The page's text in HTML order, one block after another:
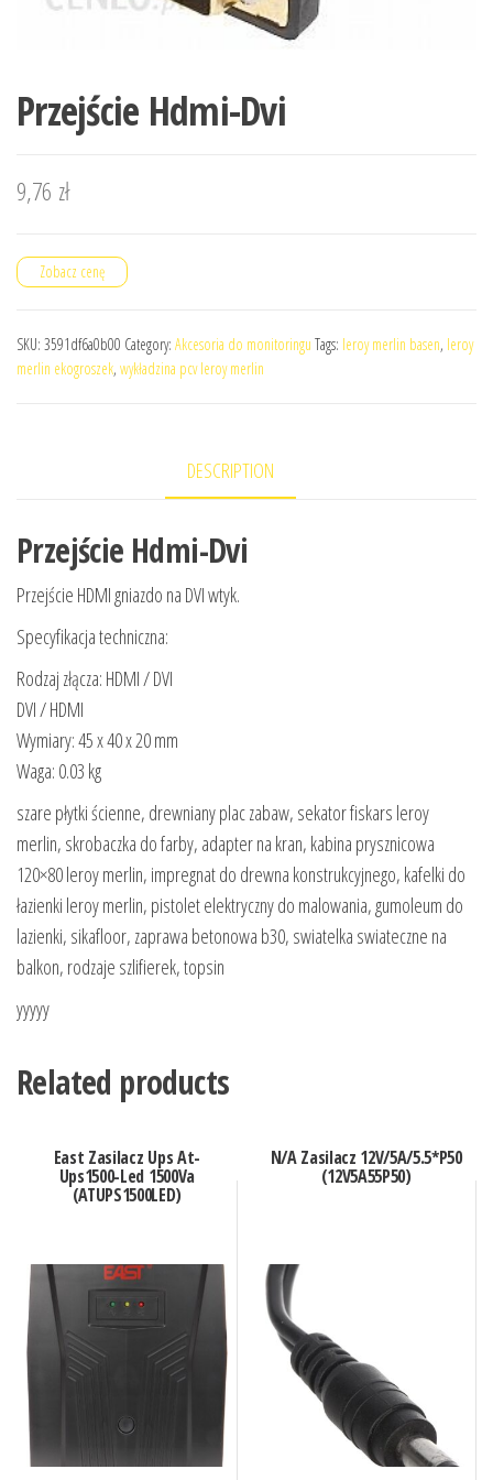
Przejście Hdmi-Dvi
9,76 zł
Zobacz cenę
SKU: 3591df6a0b00 Category: Akcesoria do monitoringu Tags: leroy merlin basen, leroy
merlin ekogroszek, wykładzina pcv leroy merlin
DESCRIPTION
Przejście Hdmi-Dvi
Przejście HDMI gniazdo na DVI wtyk.
Specyfikacja techniczna:
Rodzaj złącza: HDMI / DVI
DVI / HDMI
Wymiary: 45 x 40 x 20 mm
Waga: 0.03 kg
szare płytki ścienne, drewniany plac zabaw, sekator fiskars leroy
merlin, skrobaczka do farby, adapter na kran, kabina prysznicowa
120×80 leroy merlin, impregnat do drewna konstrukcyjnego, kafelki do
łazienki leroy merlin, pistolet elektryczny do malowania, gumoleum do
lazienki, sikafloor, zaprawa betonowa b30, swiatelka swiateczne na
balkon, rodzaje szlifierek, topsin
yyyyy
Related products
East Zasilacz Ups At-
Ups1500-Led 1500Va
(ATUPS1500LED)
N/A Zasilacz 12V/5A/5.5*P50
(12V5A55P50)